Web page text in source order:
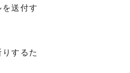
送付す
するた